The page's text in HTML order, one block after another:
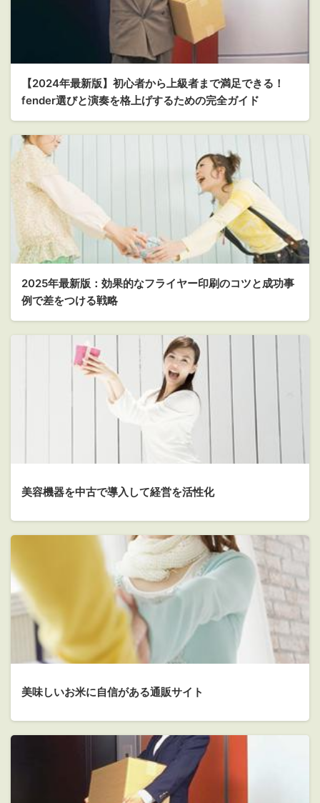
【2024年最新版】初心者から上級者まで満足できる！
fender選びと演奏を格上げするための完全ガイド
2025年最新版：効果的なフライヤー印刷のコツと成功事
例で差をつける戦略
美容機器を中古で導入して経営を活性化
美味しいお米に自信がある通販サイト